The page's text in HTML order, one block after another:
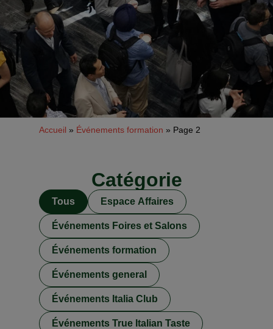
Accueil » Événements formation » Page 2
Catégorie
Espace Affaires
Événements Foires et Salons
Événements formation
Événements general
Événements Italia Club
Événements True Italian Taste
Tous